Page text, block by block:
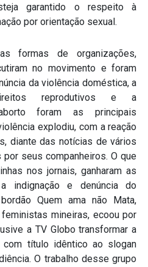
garantido o respeito à
por orientação sexual.
formas de organizações,
no movimento e foram
da violência doméstica, a
reprodutivos e a
foram as principais
explodiu, com a reação
diante das notícias de vários
seus companheiros. O que
nos jornais, ganharam as
indignação e denúncia do
Quem ama não Mata,
mineiras, ecoou por
a TV Globo transformar a
com título idêntico ao slogan
O trabalho desse grupo